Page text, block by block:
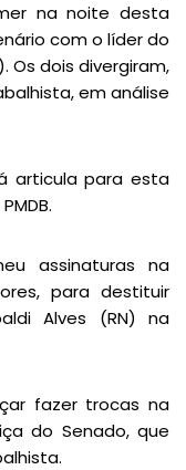
na noite desta
com o líder do
Os dois divergiram,
em análise
articula para esta
assinaturas na
para destituir
Alves (RN) na
fazer trocas na
do Senado, que